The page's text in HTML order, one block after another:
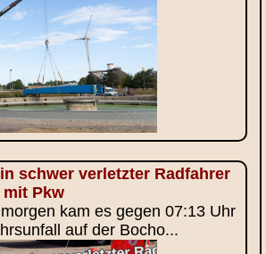
schwer verletzter Radfahrer
Pkw
kam es gegen 07:13 Uhr
auf der Bocho...